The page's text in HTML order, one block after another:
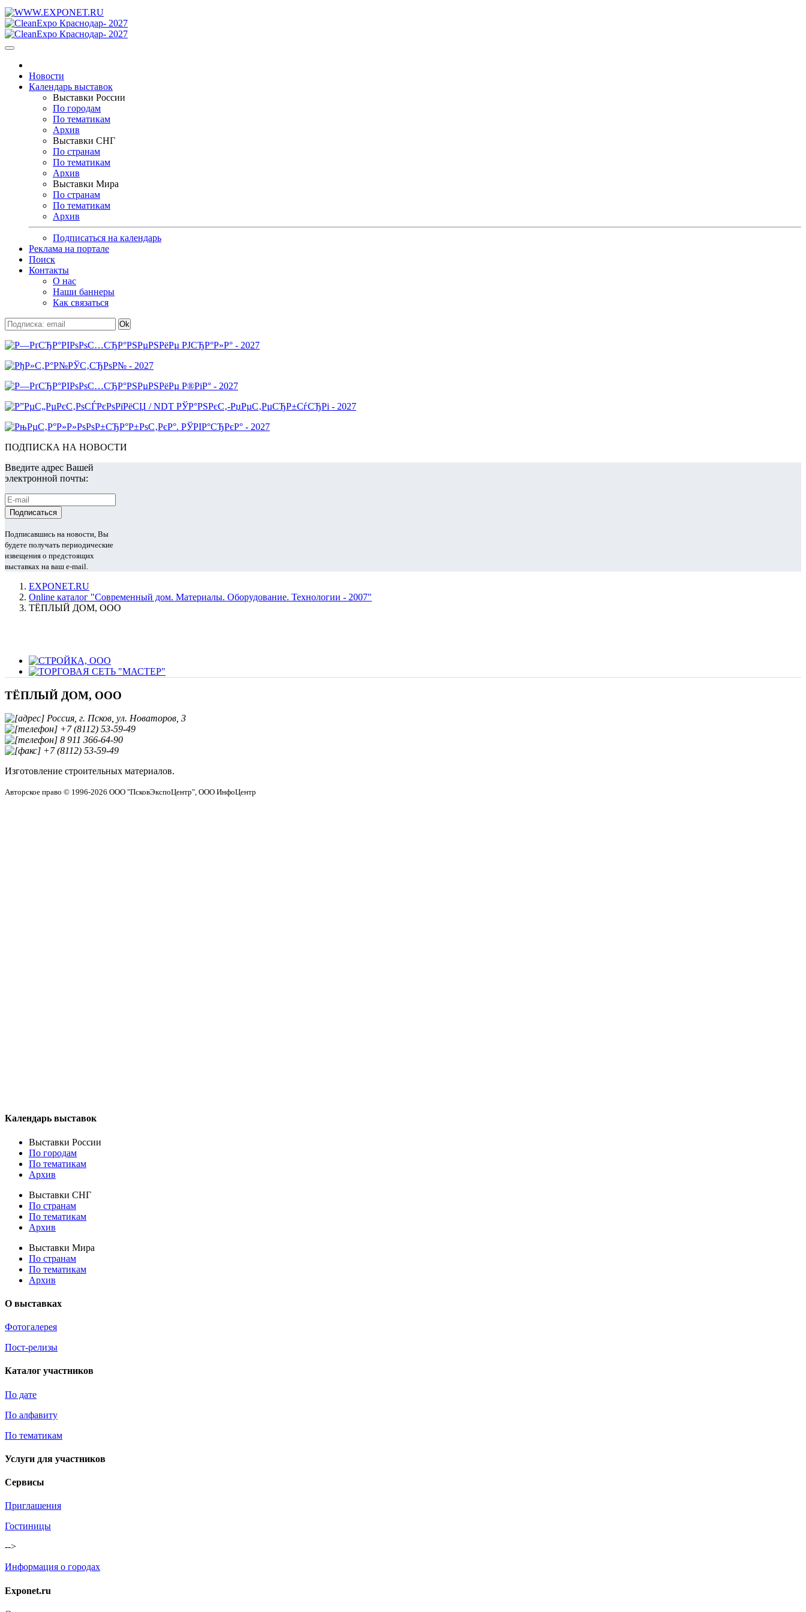
Новости
Календарь выставок
Выставки России
По городам
По тематикам
Архив
Выставки СНГ
По странам
По тематикам
Архив
Выставки Мира
По странам
По тематикам
Архив
Подписаться на календарь
Реклама на портале
Поиск
Контакты
О нас
Наши баннеры
Как связаться
ПОДПИСКА НА НОВОСТИ
Введите адрес Вашей
электронной почты:
Подписавшись на новости, Вы
будете получать периодические
извещения о предстоящих
выставках на ваш e-mail.
EXPONET.RU
Online каталог "Современный дом. Материалы. Оборудование. Технологии - 2007"
ТЁПЛЫЙ ДОМ, ООО
ТЁПЛЫЙ ДОМ, ООО
Россия, г. Псков, ул. Новаторов, 3
+7 (8112) 53-59-49
8 911 366-64-90
+7 (8112) 53-59-49
Изготовление строительных материалов.
Авторское право © 1996-2026 ООО "ПсковЭкспоЦентр", ООО ИнфоЦентр
Календарь выставок
Выставки России
По городам
По тематикам
Архив
Выставки СНГ
По странам
По тематикам
Архив
Выставки Мира
По странам
По тематикам
Архив
О выставках
Фотогалерея
Пост-релизы
Каталог участников
По дате
По алфавиту
По тематикам
Услуги для участников
Сервисы
Приглашения
Гостиницы
-->
Информация о городах
Exponet.ru